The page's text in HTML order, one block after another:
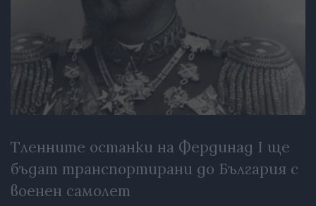
Тленните останки на Фердинад I ще
бъдат транспортирани до България с
военен самолет